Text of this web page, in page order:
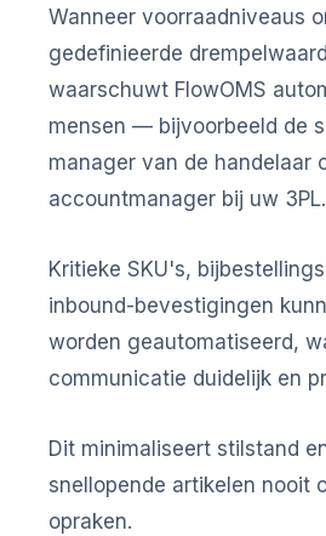
Wanneer voorraadniveaus
gedefinieerde
waarschuwt FlowOMS
mensen — bijvoorbeeld de
manager van de handelaar
accountmanager bij uw 3PL.
Kritieke SKU's,
inbound-bevestigingen
worden geautomatiseerd,
communicatie duidelijk en
Dit minimaliseert stilstand
snellopende artikelen nooit
opraken.